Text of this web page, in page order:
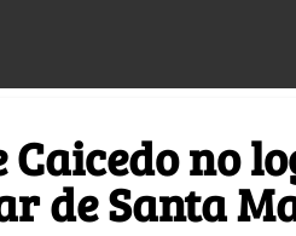
no
de Santa